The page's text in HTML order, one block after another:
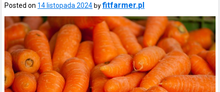
Posted on 14 listopada 2024 byfitfarmer.pl